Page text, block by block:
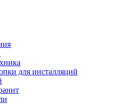
для инсталляций